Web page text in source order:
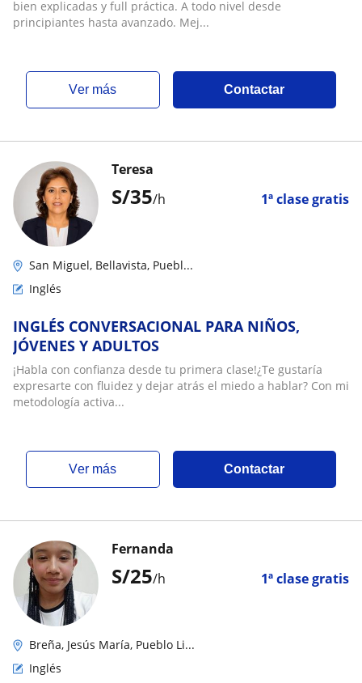
metodología
bien explicadas y full práctica. A todo nivel desde
principiantes hasta avanzado. Mej...
ver más Contactar
S/35/h 1ª clase gratis
Teresa
San Miguel, Bellavista, Puebl...
Inglés
INGLÉS CONVERSACIONAL PARA NIÑOS,
JÓVENES Y ADULTOS
¡Habla con confianza desde tu primera clase!¿Te gustaría
expresarte con fluidez y dejar atrás el miedo a hablar? Con mi
metodología activa...
ver más Contactar
S/25/h 1ª clase gratis
Fernanda
Breña, Jesús María, Pueblo Li...
Inglés